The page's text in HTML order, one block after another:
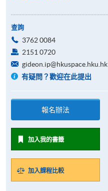
查詢
3762 0084
2151 0720
gideon.ip@hkuspace.hku.hk
有疑問？歡迎在此提出
報名辦法
加入我的書籤
加入課程比較